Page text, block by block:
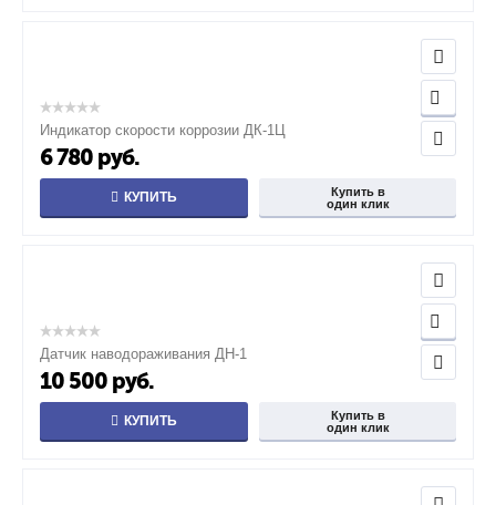
Индикатор скорости коррозии ДК-1Ц
6 780 руб.
КУПИТЬ
Купить в
один клик
Датчик наводораживания ДН-1
10 500 руб.
КУПИТЬ
Купить в
один клик